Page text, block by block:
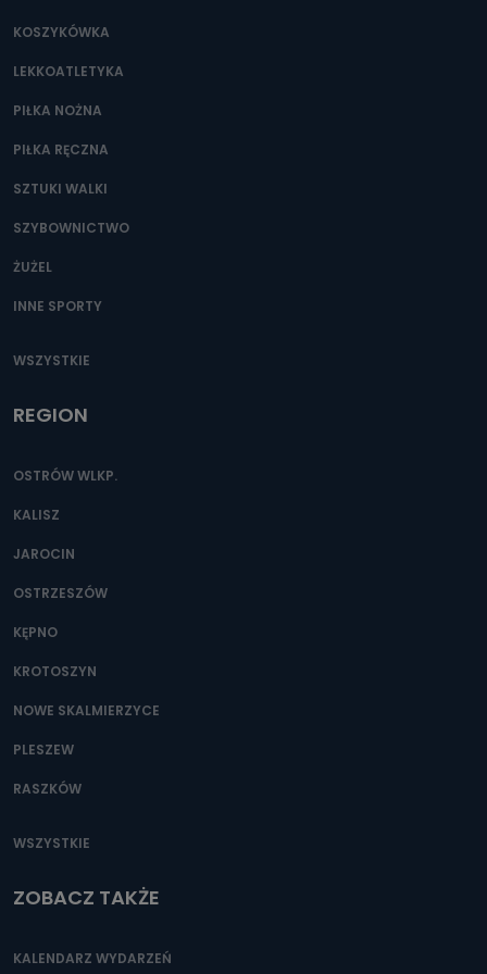
zostały przekazane w Państwa imieniu) lub dane osobowe,
szczególności: imię i nazwisko, adres e-mail, telefon
oraz partnerzy wspomagający administratora w jego
danych osobowych?
Można to zrobić pod numerem telefonu 62 735-51-05 lub
KOSZYKÓWKA
LEKKOATLETYKA
PIŁKA NOŻNA
PIŁKA RĘCZNA
SZTUKI WALKI
SZYBOWNICTWO
ŻUŻEL
INNE SPORTY
WSZYSTKIE
REGION
OSTRÓW WLKP.
KALISZ
JAROCIN
OSTRZESZÓW
KĘPNO
KROTOSZYN
NOWE SKALMIERZYCE
PLESZEW
RASZKÓW
WSZYSTKIE
ZOBACZ TAKŻE
KALENDARZ WYDARZEŃ